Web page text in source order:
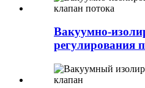
Вакуумно-
регулирования